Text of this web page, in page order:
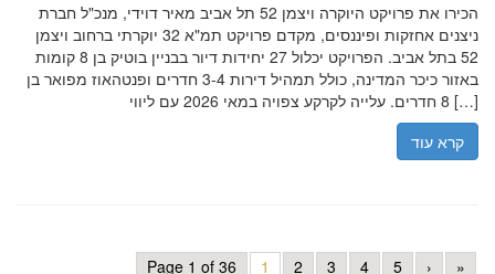
הכירו את פרויקט היוקרה ויצמן 52 תל אביב מאיר דוידי, מנכ"ל חברת
ניצנים אחזקות ופיננסים, מקדם פרויקט תמ"א 32 יוקרתי ברחוב ויצמן
52 בתל אביב. הפרויקט יכלול 27 יחידות דיור בבניין בוטיק בן 8 קומות
באזור כיכר המדינה, כולל תמהיל דירות 3-4 חדרים ופנטהאוז מפואר בן
8 חדרים. עלייה לקרקע צפויה במאי 2026 עם ליווי […]
קרא עוד
Page 1 of 36 1 2 3 4 5 › »